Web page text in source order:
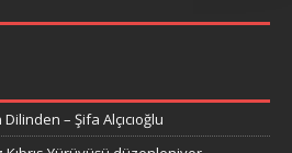
– Şifa Alçıcıoğlu